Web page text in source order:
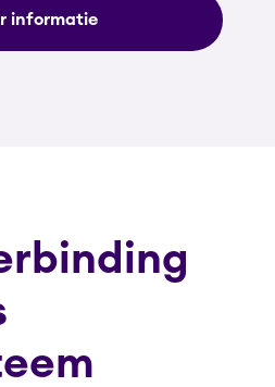
informatie